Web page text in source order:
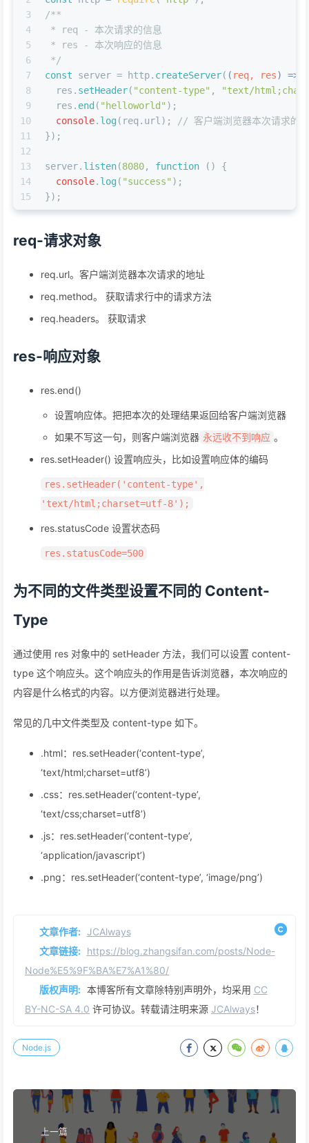
3
4
5
6
7
8
9
10
11
12
13
14
15
/**
* req - 本次请求的信息
* res - 本次响应的信息
*/
const server = http. createServer( ( req, res) =>
  res.
setHeader( "content-type" ,
"text/
  res.
end ( "helloworld" );
console. log(req. url );
// 客户端浏览器本次请求的
});
server. listen(8080, function ( ) {
console. log( "success" );
});
req-请求对象
req.url。客户端浏览器本次请求的地址
req.method。 获取请求行中的请求方法
req.headers。 获取请求
res-响应对象
res.end()
设置响应体。把把本次的处理结果返回给客户端浏览器
如果不写这一句，则客户端浏览器 永远收不到响应 。
res.setHeader() 设置响应头，比如设置响应体的编码
res.setHeader('content-type',
'text/html;charset=utf-8');
res.statusCode 设置状态码
res.statusCode=500
为不同的文件类型设置不同的 Content-
Type
通过使用 res 对象中的 setHeader 方法，我们可以设置 content-
type 这个响应头。这个响应头的作用是告诉浏览器，本次响应的
内容是什么格式的内容。以方便浏览器进行处理。
常见的几中文件类型及 content-type 如下。
.html：res.setHeader(‘content-type’,
‘text/html;charset=utf8’)
.css：res.setHeader(‘content-type’,
‘text/css;charset=utf8’)
.js：res.setHeader(‘content-type’,
‘application/javascript’)
.png：res.setHeader(‘content-type’, ‘image/png’)
文章作者: JCAlways
文章链接: https://blog.zhangsifan.com/posts/Node-
Node%E5%9F%BA%E7%A1%80/
版权声明: 本博客所有文章除特别声明外，均采用 CC
BY-NC-SA 4.0 许可协议。转载请注明来源 JCAlways！
Node.js
上一篇